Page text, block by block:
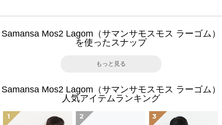
Samansa Mos2 Lagom（サマンサモスモス ラーゴム）
を使ったスナップ
もっと見る
Samansa Mos2 Lagom（サマンサモスモス ラーゴム）
人気アイテムランキング
1 2 3